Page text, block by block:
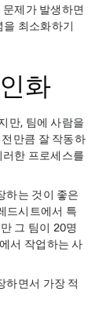
제가 발생하면
최소화하기
화
만, 팀에 사람을
만큼 잘 작동하
한 프로세스를
하는 것이 좋은
드시트에서 특
그 팀이 20명
서 작업하는 사
하면서 가장 적